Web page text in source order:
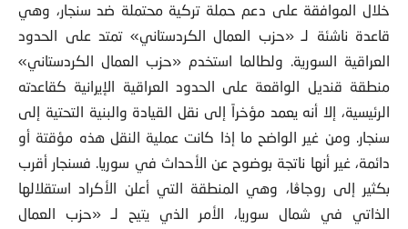
خلال الموافقة على دعم حملة تركية محتملة ضد سنجار، وهي
قاعدة ناشئة لـ «حزب العمال الكردستاني» تمتد على الحدود
العراقية السورية. ولطالما استخدم «حزب العمال الكردستاني»
منطقة قنديل الواقعة على الحدود العراقية الإيرانية كقاعدته
الرئيسية، إلا أنه يعمد مؤخراً إلى نقل القيادة والبنية التحتية إلى
سنجار. ومن غير الواضح ما إذا كانت عملية النقل هذه مؤقتة أو
دائمة، غير أنها ناتجة بوضوح عن الأحداث في سوريا. فسنجار أقرب
بكثير إلى روجاڨا، وهي المنطقة التي أعلن الأكراد استقلالها
الذاتي في شمال سوريا، الأمر الذي يتيح لـ «حزب العمال